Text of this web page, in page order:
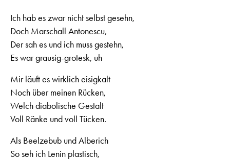
Ich hab es zwar nicht selbst gesehn,
Doch Marschall Antonescu,
Der sah es und ich muss gestehn,
Es war grausig-grotesk, uh
Mir läuft es wirklich eisigkalt
Noch über meinen Rücken,
Welch diabolische Gestalt
Voll Ränke und voll Tücken.
Als Beelzebub und Alberich
So seh ich Lenin plastisch,